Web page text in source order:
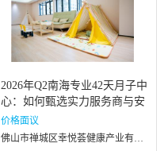
2026年Q2南海专业42天月子中
心：如何甄选实力服务商与安
心之选
价格面议
佛山市禅城区幸悦荟健康产业有限公司